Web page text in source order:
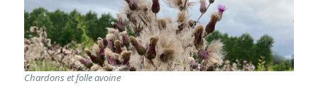
Chardons et folle avoine